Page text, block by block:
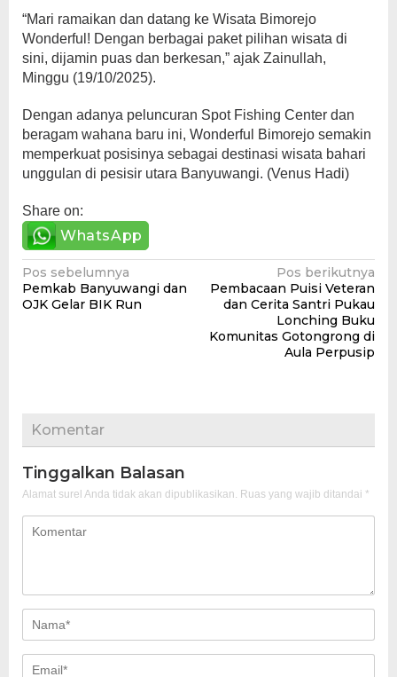
“Mari ramaikan dan datang ke Wisata Bimorejo
Wonderful! Dengan berbagai paket pilihan wisata di
sini, dijamin puas dan berkesan,” ajak Zainullah,
Minggu (19/10/2025).
Dengan adanya peluncuran Spot Fishing Center dan
beragam wahana baru ini, Wonderful Bimorejo semakin
memperkuat posisinya sebagai destinasi wisata bahari
unggulan di pesisir utara Banyuwangi. (Venus Hadi)
Share on:
WhatsApp
Navigasi
pos
Pos sebelumnya
Pemkab Banyuwangi dan
OJK Gelar BIK Run
Pos berikutnya
Pembacaan Puisi Veteran
dan Cerita Santri Pukau
Lonching Buku
Komunitas Gotongrong di
Aula Perpusip
Komentar
Tinggalkan Balasan
Alamat surel Anda tidak akan dipublikasikan. Ruas yang wajib ditandai *